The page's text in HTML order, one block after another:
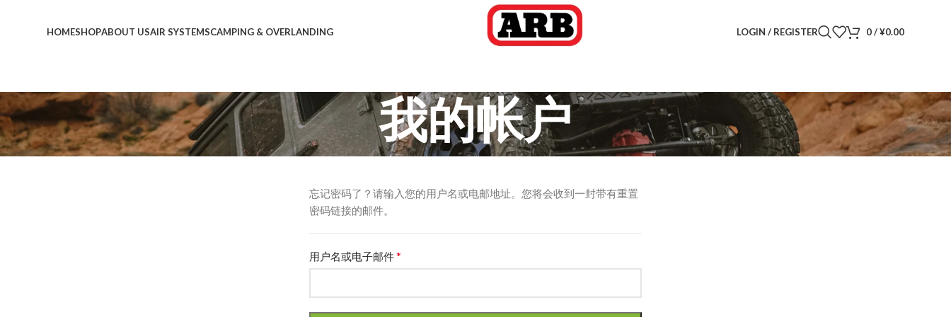
HOMESHOPABOUT USAIR SYSTEMSCAMPING & OVERLANDING LOGIN / REGISTER 0/¥0.00
我的帐户
忘记密码了？请输入您的用户名或电邮地址。您将会收到一封带有重置
密码链接的邮件。
用户名或电子邮件*